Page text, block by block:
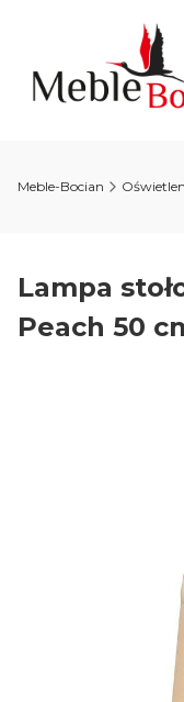
Meble-Bocian
Lampa
Peach 50